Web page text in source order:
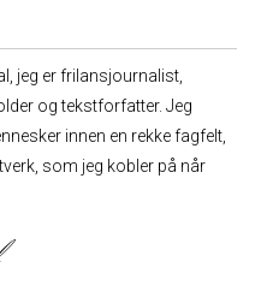
jeg er frilansjournalist,
og tekstforfatter. Jeg
innen en rekke fagfelt,
som jeg kobler på når